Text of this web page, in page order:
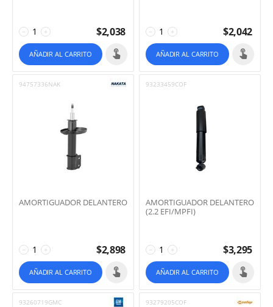
+
− $2,038
AÑADIR AL CARRITO
+
− $2,042
AÑADIR AL CARRITO
94757336NAK
AMORTIGUADOR DELANTERO
+
− $2,898
AÑADIR AL CARRITO
93233459COF
AMORTIGUADOR DELANTERO
(2.2 EFI/MPFI)
+
− $3,295
AÑADIR AL CARRITO
93260719GMC 93279205COF